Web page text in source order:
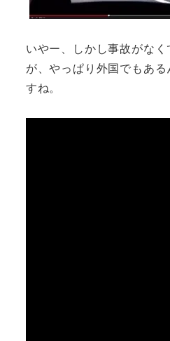
いやー、しかし事故がな
が、やっぱり外国でもあ
すね。